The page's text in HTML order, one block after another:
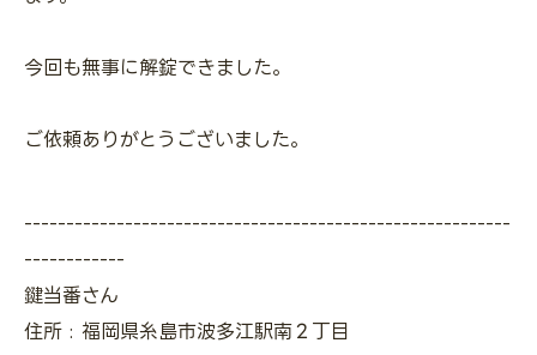
今回も無事に解錠できました。
ご依頼ありがとうございました。
----------------------------------------------------------
------------
鍵当番さん
住所 : 福岡県糸島市波多江駅南２丁目